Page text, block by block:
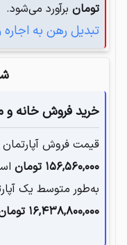
تومان برآورد می‌شود.
تبدیل رهن به
خرید فروش خانه
قیمت فروش آپارتمان
۱۵۶,۵۶۰,۰۰۰ تومان
به‌طور متوسط یک
۱۶,۴۳۸,۸۰۰,۰۰۰